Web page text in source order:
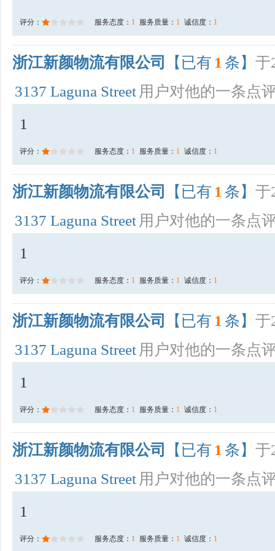
评分： 服务态度： 1 服务质量： 1 诚信度： 1
浙江新颜物流有限公司 【已有 1 条】 于
3137 Laguna Street 用户对他的一条点
1
评分： 服务态度： 1 服务质量： 1 诚信度： 1
浙江新颜物流有限公司 【已有 1 条】 于
3137 Laguna Street 用户对他的一条点
1
评分： 服务态度： 1 服务质量： 1 诚信度： 1
浙江新颜物流有限公司 【已有 1 条】 于
3137 Laguna Street 用户对他的一条点
1
评分： 服务态度： 1 服务质量： 1 诚信度： 1
浙江新颜物流有限公司 【已有 1 条】 于
3137 Laguna Street 用户对他的一条点
1
评分： 服务态度： 1 服务质量： 1 诚信度： 1